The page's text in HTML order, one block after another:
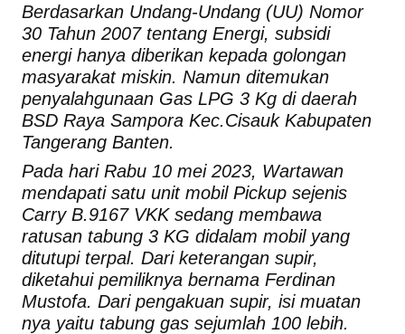
Berdasarkan Undang-Undang (UU) Nomor
30 Tahun 2007 tentang Energi, subsidi
energi hanya diberikan kepada golongan
masyarakat miskin. Namun ditemukan
penyalahgunaan Gas LPG 3 Kg di daerah
BSD Raya Sampora Kec.Cisauk Kabupaten
Tangerang Banten.
Pada hari Rabu 10 mei 2023, Wartawan
mendapati satu unit mobil Pickup sejenis
Carry B.9167 VKK sedang membawa
ratusan tabung 3 KG didalam mobil yang
ditutupi terpal. Dari keterangan supir,
diketahui pemiliknya bernama Ferdinan
Mustofa. Dari pengakuan supir, isi muatan
nya yaitu tabung gas sejumlah 100 lebih.